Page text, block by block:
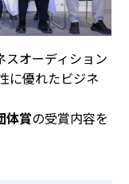
オーディション
に優れたビジネ
体賞の受賞内容を